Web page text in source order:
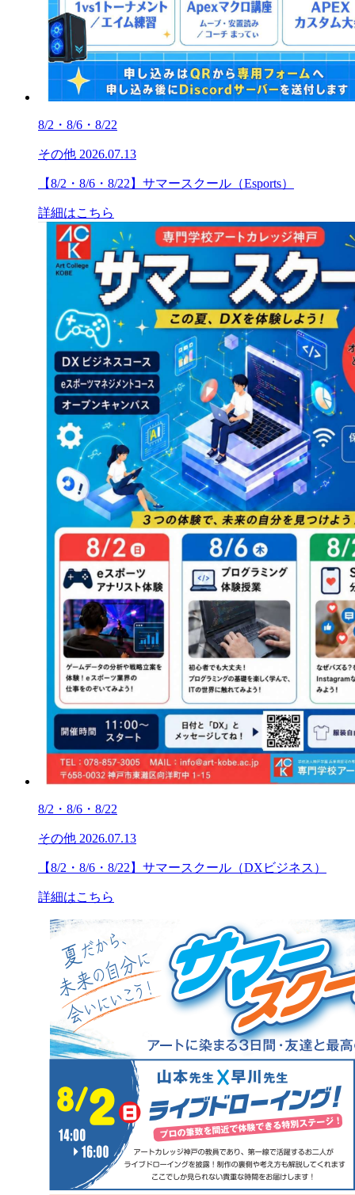
8/2・8/6・8/22
その他 2026.07.13
【8/2・8/6・8/22】サマースクール（Esports）
詳細はこちら
8/2・8/6・8/22
その他 2026.07.13
【8/2・8/6・8/22】サマースクール（DXビジネス）
詳細はこちら